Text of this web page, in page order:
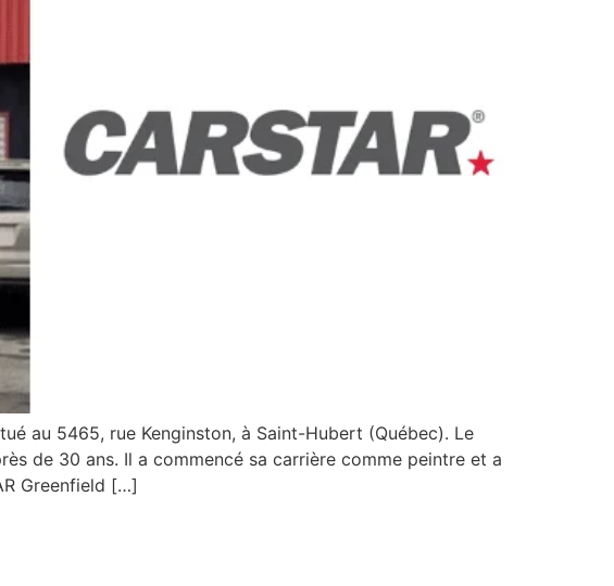
au 5465, rue Kenginston, à Saint-Hubert (Québec). Le
de 30 ans. Il a commencé sa carrière comme peintre et a
Greenfield […]